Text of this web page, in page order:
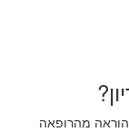
הוראה מהרופאה